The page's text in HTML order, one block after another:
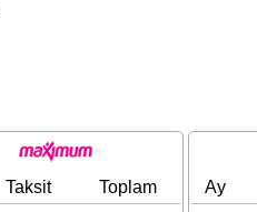
Taksit
Toplam
Ay